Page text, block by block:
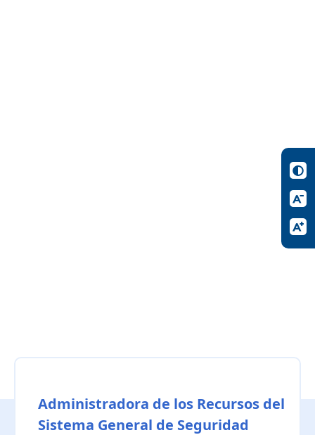
Administradora de los Recursos del
Sistema General de Seguridad